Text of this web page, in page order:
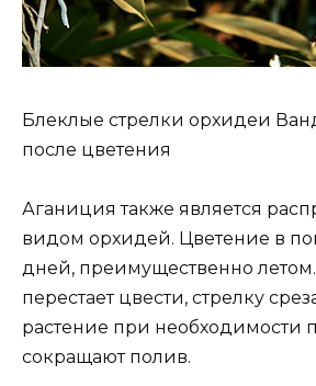
Блеклые стрелки орхидеи
после цветения
Аганиция также является
видом орхидей. Цветение в
дней, преимущественно летом.
перестает цвести, стрелку
растение при необходимости
сокращают полив.